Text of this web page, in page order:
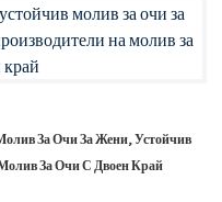
За Очи За Жени, Устойчив
За Очи С Двоен Край